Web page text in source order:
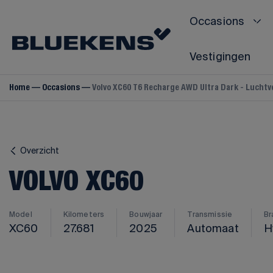
Occasions
Volvo V90
Volvo S80
Volvo S90
Vestigingen
Home Occasions Volvo XC60 T6 Recharge AWD Ultra Dark -
Overzicht
VOLVO XC60
Model
XC60
Kilometers
27.681
Bouwjaar
2025
Transmissie
Automaat